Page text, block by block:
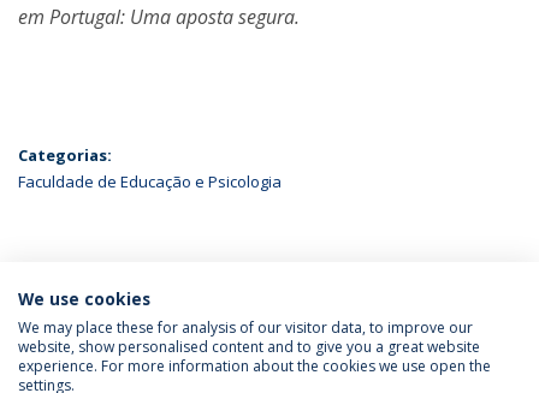
em Portugal: Uma aposta segura.
Categorias:
Faculdade de Educação e Psicologia
ÚLTIMAS NOTÍCIAS
Política de Privacidade
Termos & Condições
We use cookies
We may place these for analysis of our visitor data, to improve our
website, show personalised content and to give you a great website
experience. For more information about the cookies we use open the
settings.